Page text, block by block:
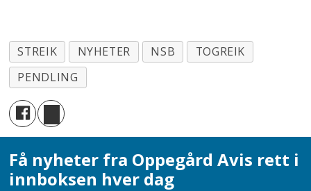
STREIK NYHETER NSB
TOGREIK
PENDLING
Få nyheter fra Oppegård Avis rett i
innboksen hver dag